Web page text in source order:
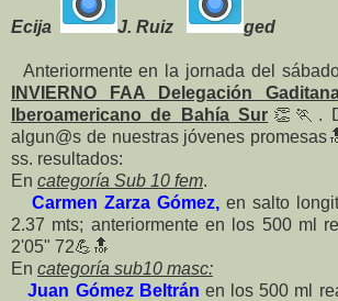
Ecija J. Ruiz ged
Anteriormente en la jornada del
INVIERNO FAA Delegación
Iberoamericano de Bahía Sur 👏 🏃 .
algun@s de nuestras jóvenes promesas
ss. resultados:
En categoría Sub 10 fem.
Carmen Zarza Gómez,en salto
2.37 mts; anteriormente en los 500 ml
2'05" 72💪 🔝
En categoría sub10 masc:
Juan Gómez Beltrán en los 500 ml